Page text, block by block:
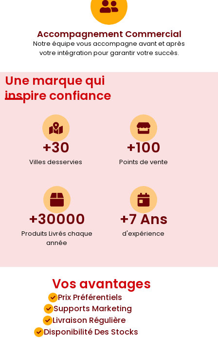
Accompagnement Commercial
Notre équipe vous accompagne avant et après
votre intégration pour garantir votre succès.
Une marque qui
inspire confiance
+30
Villes desservies
+100
Points de vente
+30000
Produits Livrés chaque
année
+7 Ans
d'expérience
Vos avantages
Prix Préférentiels
Supports Marketing
Livraison Régulière
Disponibilité Des Stocks